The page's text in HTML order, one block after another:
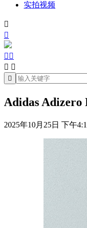
实拍视频


 
 

Adidas Adizero
2025年10月25日 下午